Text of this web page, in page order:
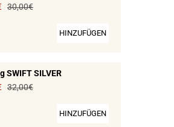
30,00€
HINZUFÜGEN
SWIFT SILVER
32,00€
HINZUFÜGEN